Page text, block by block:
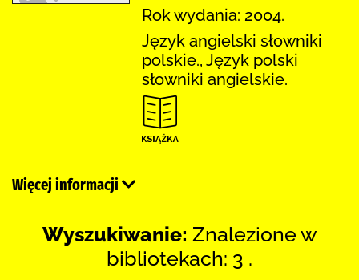
Rok wydania: 2004.
Język angielski słowniki
polskie., Język polski
słowniki angielskie.
Więcej informacji
Wyszukiwanie: Znalezione w
bibliotekach: 3 .